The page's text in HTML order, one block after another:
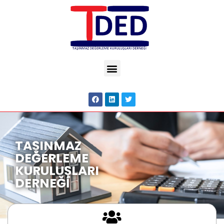
TAŞINMAZ
DEĞERLEME
KURULUŞLARI
DERNEĞİ